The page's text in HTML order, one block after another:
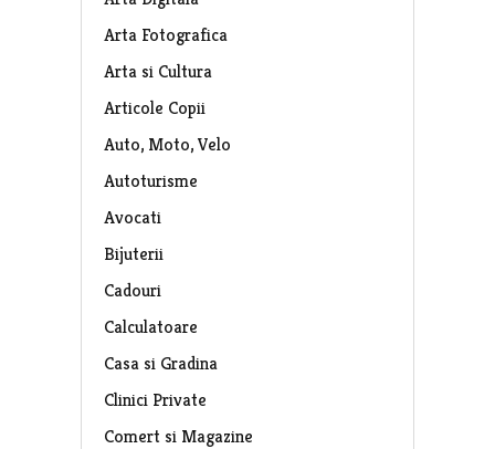
Arta Fotografica
Arta si Cultura
Articole Copii
Auto, Moto, Velo
Autoturisme
Avocati
Bijuterii
Cadouri
Calculatoare
Casa si Gradina
Clinici Private
Comert si Magazine